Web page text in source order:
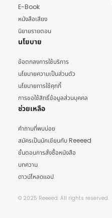
E-Book
หนังสือเสียง
นิยายรายตอน
นโยบาย
ข้อตกลงการใช้บริการ
นโยบายความเป็นส่วนตัว
นโยบายการใช้คุกกี้
การขอใช้สิทธิ์ข้อมูลส่วนบุคคล
ช่วยเหลือ
คำถามที่พบบ่อย
สมัครเป็นนักเขียนกับ Reeeed
ขั้นตอนการสั่งซื้อหนังสือ
บทความ
ดาวน์โหลดแอป
© 2025 Reeeed. All rights reserved.